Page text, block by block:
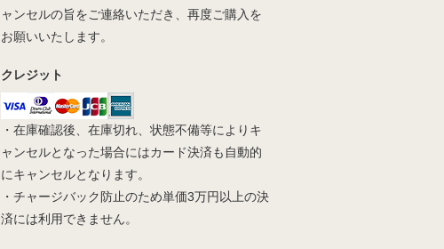
ャンセルの旨をご連絡いただき、再度ご購入を
お願いいたします。
クレジット
・在庫確認後、在庫切れ、状態不備等によりキ
ャンセルとなった場合にはカード決済も自動的
にキャンセルとなります。
・チャージバック防止のため単価3万円以上の決
済には利用できません。